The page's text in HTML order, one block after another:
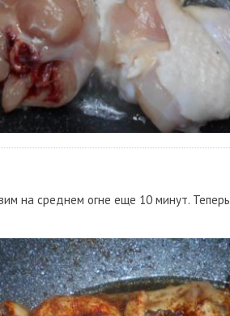
на среднем огне еще 10 минут.